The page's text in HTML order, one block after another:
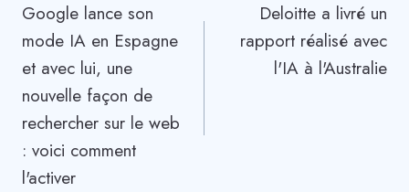
de
l’article
Google lance son
mode IA en Espagne
et avec lui, une
nouvelle façon de
rechercher sur le web
: voici comment
l'activer
Deloitte a livré un
rapport réalisé avec
l'IA à l'Australie